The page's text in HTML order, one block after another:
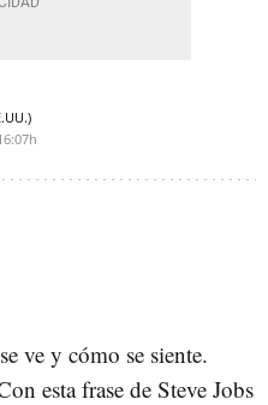
ve y cómo se siente.
esta frase de Steve Jobs